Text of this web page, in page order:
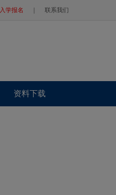
入学报名 联系我们
资料下载